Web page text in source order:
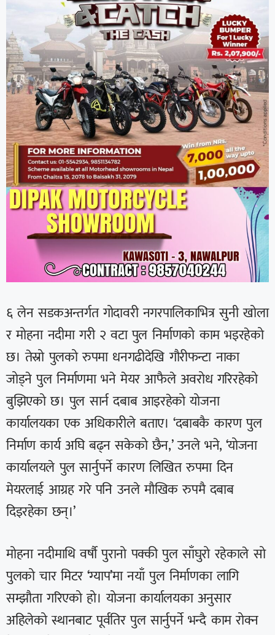
६ लेन सडकअन्तर्गत गोदावरी नगरपालिकाभित्र सुनी खोला
र मोहना नदीमा गरी २ वटा पुल निर्माणको काम भइरहेको
छ। तेस्रो पुलको रुपमा धनगढीदेखि गौरीफन्टा नाका
जोड्ने पुल निर्माणमा भने मेयर आफैले अवरोध गरिरहेको
बुझिएको छ। पुल सार्न दबाब आइरहेको योजना
कार्यालयका एक अधिकारीले बताए। ‘दबाबकै कारण पुल
निर्माण कार्य अघि बढ्न सकेको छैन,’ उनले भने, ‘योजना
कार्यालयले पुल सार्नुपर्ने कारण लिखित रुपमा दिन
मेयरलाई आग्रह गरे पनि उनले मौखिक रुपमै दबाब
दिइरहेका छन्।’
मोहना नदीमाथि वर्षौ पुरानो पक्की पुल साँघुरो रहेकाले सो
पुलको चार मिटर ‘ग्याप’मा नयाँ पुल निर्माणका लागि
सम्झौता गरिएको हो। योजना कार्यालयका अनुसार
अहिलेको स्थानबाट पूर्वतिर पुल सार्नुपर्ने भन्दै काम रोक्न